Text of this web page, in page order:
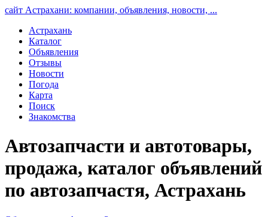
сайт Астрахани: компании, объявления, новости, ...
Астрахань
Каталог
Объявления
Отзывы
Новости
Погода
Карта
Поиск
Знакомства
Автозапчасти и автотовары,
продажа, каталог объявлений
по автозапчастя, Астрахань